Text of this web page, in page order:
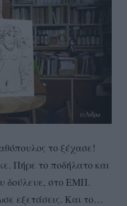
το ξέχασε!
Πήρε το ποδήλατο και
δούλευε, στο ΕΜΠ.
εξετάσεις. Και το…